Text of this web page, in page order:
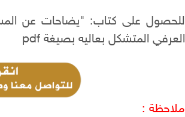
للحصول على كتاب: "يضاحات عن
العرفي المتشكل بعاليه بصيغة pdf
ملاحظة :
موالين للعثمانيينالمزيد